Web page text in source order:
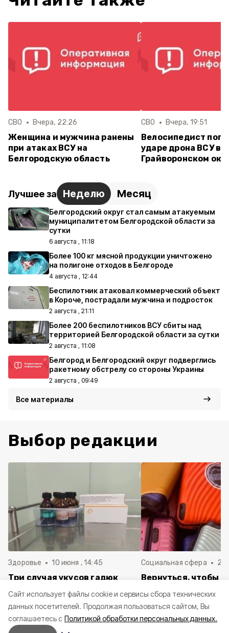
Cайт использует файлы cookie и сервисы сбора технических
данных посетителей. Продолжая пользоваться сайтом, Вы
соглашаетесь с Политикой обработки персональных данных.
СВО Вчера, 22:26
Женщина и мужчина ранены
при атаках ВСУ на
Белгородскую область
СВО Вчера, 19:51
Велосипедист
ударе дрона ВСУ в
Грайворонском
Лучшее за Неделю Месяц
Белгородский округ стал самым атакуемым
муниципалитетом Белгородской области за
сутки
6 августа , 11:18
Более 100 кг мясной продукции уничтожено
на полигоне отходов в Белгороде
4 августа , 12:44
Беспилотник атаковал коммерческий объект
в Короче, пострадали мужчина и подросток
2 августа , 21:11
Более 200 беспилотников ВСУ сбиты над
территорией Белгородской области за сутки
2 августа , 11:08
Белгород и Белгородский округ подверглись
ракетному обстрелу со стороны Украины
2 августа , 09:49
Все материалы
Выбор редакции
Здоровье 10 июня , 14:45
Три случая укусов гадюк
Белгородской области с
начала года
Социальная сфера 20
Вернуться, чтобы
в Белгородскую
пять лет